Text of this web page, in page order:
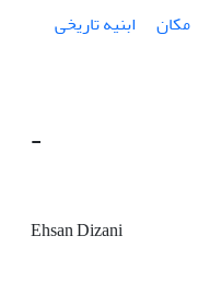
مکان
ابنیه تاریخی
-
Ehsan Dizani